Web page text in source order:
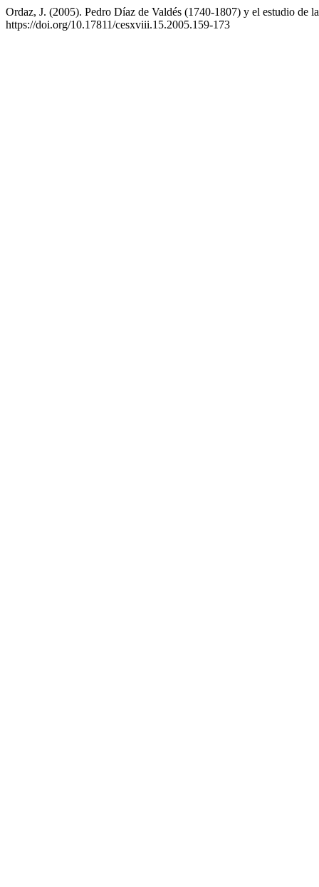
Ordaz, J. (2005). Pedro Díaz de Valdés (1740-1807) y el estudio de
https://doi.org/10.17811/cesxviii.15.2005.159-173